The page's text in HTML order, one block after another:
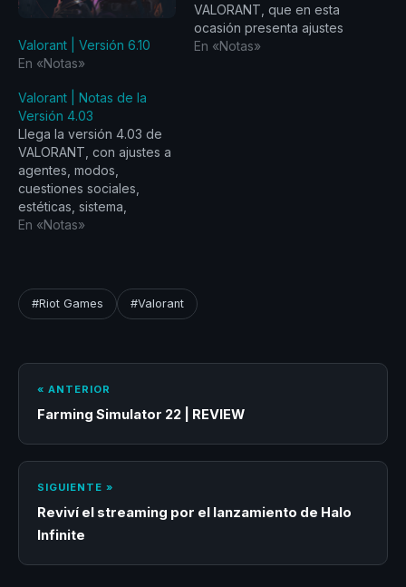
Valorant | Versión 6.10
En «Notas»
VALORANT, que en esta
ocasión presenta ajustes
a Cuestiones Sociales y
En «Notas»
Valorant | Notas de la
Versión 4.03
Llega la versión 4.03 de
VALORANT, con ajustes a
agentes, modos,
cuestiones sociales,
estéticas, sistema,
correcciones de errores,
actualizaciones de la
versión 4.03 de
Agentes Brimstone La
definitiva de Brimstone
ahora bloquea
adecuadamente la
visibilidad de jugabilidad
mientras está activa. Ya
En «Notas»
#Riot Games #Valorant
« ANTERIOR
Farming Simulator 22 | REVIEW
SIGUIENTE »
Reviví el streaming por el lanzamiento de Halo
Infinite